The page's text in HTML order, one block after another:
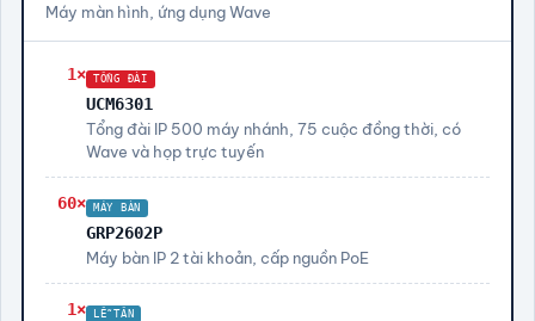
Máy màn hình, ứng dụng Wave
1× TỔNG ĐÀI
UCM6301
Tổng đài IP 500 máy nhánh, 75 cuộc đồng thời, có
Wave và họp trực tuyến
60× MÁY BÀN
GRP2602P
Máy bàn IP 2 tài khoản, cấp nguồn PoE
1× LỄ TÂN